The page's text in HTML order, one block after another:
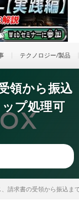
テクノロジー/製品
領から振込
プ処理可
、請求書の受領から振込